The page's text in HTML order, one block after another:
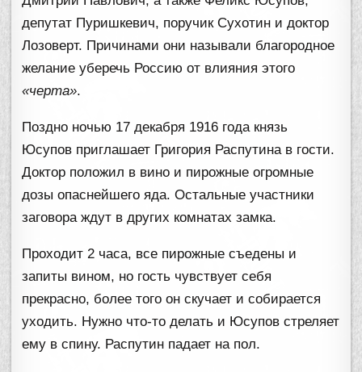
депутат Пуришкевич, поручик Сухотин и доктор
Лозоверт. Причинами они называли благородное
желание уберечь Россию от влияния этого
«черта».
Поздно ночью 17 декабря 1916 года князь
Юсупов приглашает Григория Распутина в гости.
Доктор положил в вино и пирожные огромные
дозы опаснейшего яда. Остальные участники
заговора ждут в других комнатах замка.
Проходит 2 часа, все пирожные съедены и
запиты вином, но гость чувствует себя
прекрасно, более того он скучает и собирается
уходить. Нужно что-то делать и Юсупов стреляет
ему в спину. Распутин падает на пол.